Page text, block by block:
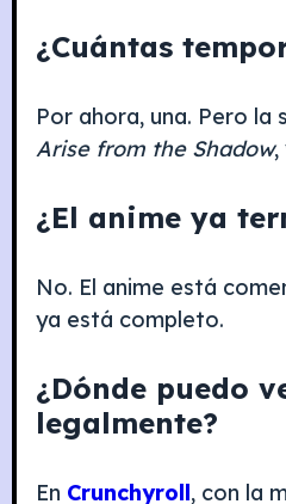
¿Cuántas
Por ahora, una. Pero la
Arise from the Shadow,
¿El anime ya
No. El anime está
ya está completo.
¿Dónde puedo
legalmente?
En Crunchyroll, con la